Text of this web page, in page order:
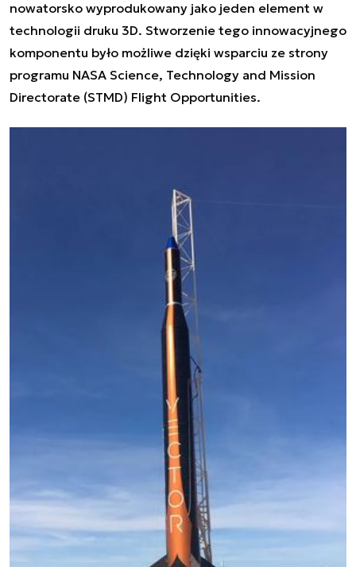
nowatorsko wyprodukowany jako jeden element w
technologii druku 3D. Stworzenie tego innowacyjnego
komponentu było możliwe dzięki wsparciu ze strony
programu NASA Science, Technology and Mission
Directorate (STMD) Flight Opportunities.